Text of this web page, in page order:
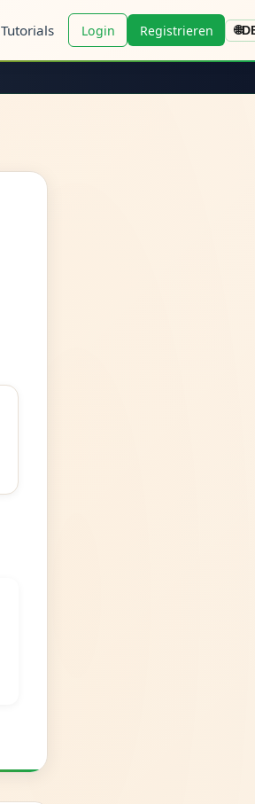
Tutorials Login Registrieren 🌐